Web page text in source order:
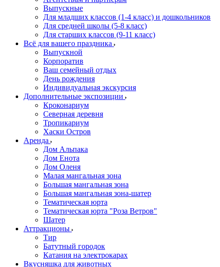
Выпускные
Для младших классов (1-4 класс) и дошкольников
Для средней школы (5-8 класс)
Для старших классов (9-11 класс)
Всё для вашего праздника
Выпускной
Корпоратив
Ваш семейный отдых
День рождения
Индивидуальная экскурсия
Дополнительные экспозиции
Кроконариум
Северная деревня
Тропикариум
Хаски Остров
Аренда
Дом Альпака
Дом Енота
Дом Оленя
Малая мангальная зона
Большая мангальная зона
Большая мангальная зона-шатер
Тематическая юрта
Тематическая юрта "Роза Ветров"
Шатер
Аттракционы
Тир
Батутный городок
Катания на электрокарах
Вкусняшка для животных